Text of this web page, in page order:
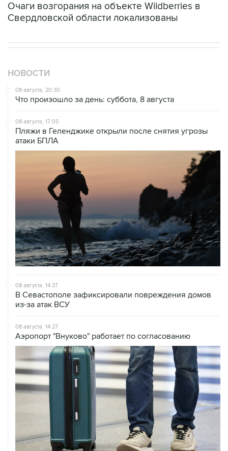
Очаги возгорания на объекте Wildberries в
Свердловской области локализованы
НОВОСТИ
08 августа, 20:30
Что произошло за день: суббота, 8 августа
08 августа, 17:05
Пляжи в Геленджике открыли после снятия угрозы
атаки БПЛА
08 августа, 14:37
В Севастополе зафиксировали повреждения домов
из-за атак ВСУ
08 августа, 14:27
Аэропорт "Внуково" работает по согласованию